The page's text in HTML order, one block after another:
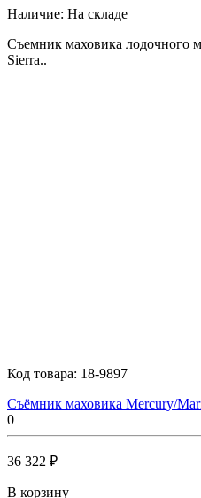
Наличие: На складе
Съемник маховика лодочного
Sierra..
Код товара: 18-9897
Съёмник маховика Mercury/
0
36 322 ₽
В корзину